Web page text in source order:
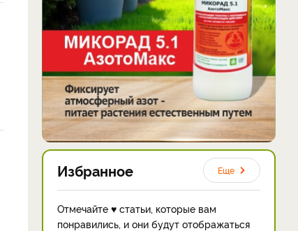
Избранное Еще
Отмечайте ♥ статьи, которые вам
понравились, и они будут отображаться